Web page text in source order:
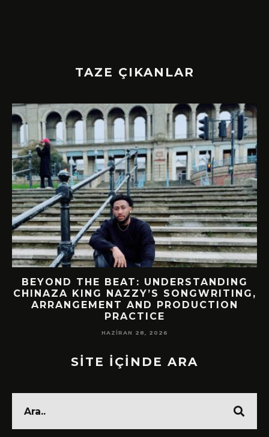
TAZE ÇIKANLAR
BEYOND THE BEAT: UNDERSTANDING
CHINAZA KING NAZZY’S SONGWRITING,
ARRANGEMENT AND PRODUCTION
PRACTICE
HAZIRAN 28, 2026
SİTE İÇİNDE ARA